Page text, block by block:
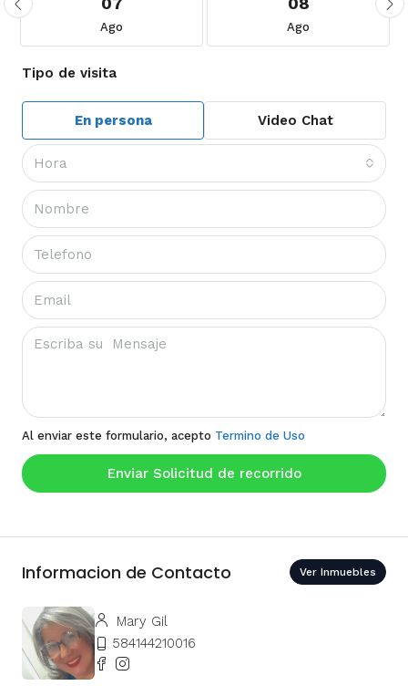
Ago Ago
Tipo de visita
En persona Video Chat
Hora
Al enviar este formulario, acepto Termino de Uso
Enviar Solicitud de recorrido
Informacion de Contacto Ver Inmuebles
Mary Gil
584144210016